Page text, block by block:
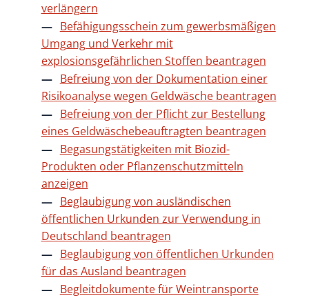
verlängern
Befähigungsschein zum gewerbsmäßigen
Umgang und Verkehr mit
explosionsgefährlichen Stoffen beantragen
Befreiung von der Dokumentation einer
Risikoanalyse wegen Geldwäsche beantragen
Befreiung von der Pflicht zur Bestellung
eines Geldwäschebeauftragten beantragen
Begasungstätigkeiten mit Biozid-
Produkten oder Pflanzenschutzmitteln
anzeigen
Beglaubigung von ausländischen
öffentlichen Urkunden zur Verwendung in
Deutschland beantragen
Beglaubigung von öffentlichen Urkunden
für das Ausland beantragen
Begleitdokumente für Weintransporte